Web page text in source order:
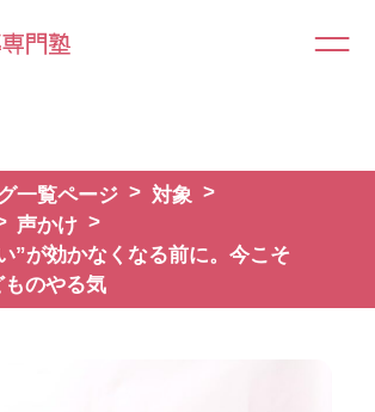
一覧ページ
対象
声かけ
”が効かなくなる前に。今こそ
のやる気